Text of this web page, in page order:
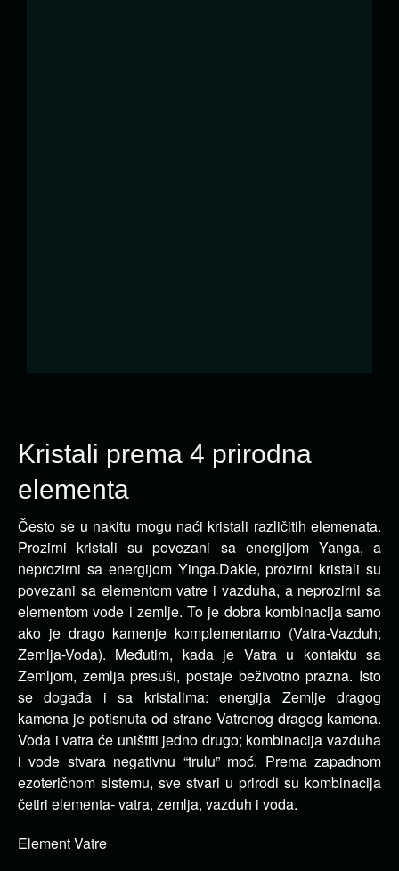
Kristali prema 4 prirodna
elementa
Često se u nakitu mogu naći kristali različitih elemenata.
Prozirni kristali su povezani sa energijom Yanga, a
neprozirni sa energijom Yinga.Dakle, prozirni kristali su
povezani sa elementom vatre i vazduha, a neprozirni sa
elementom vode i zemlje. To je dobra kombinacija samo
ako je drago kamenje komplementarno (Vatra-Vazduh;
Zemlja-Voda). Međutim, kada je Vatra u kontaktu sa
Zemljom, zemlja presuši, postaje beživotno prazna. Isto
se događa i sa kristalima: energija Zemlje dragog
kamena je potisnuta od strane Vatrenog dragog kamena.
Voda i vatra će uništiti jedno drugo; kombinacija vazduha
i vode stvara negativnu “trulu” moć. Prema zapadnom
ezoteričnom sistemu, sve stvari u prirodi su kombinacija
četiri elementa- vatra, zemlja, vazduh i voda.
Element Vatre